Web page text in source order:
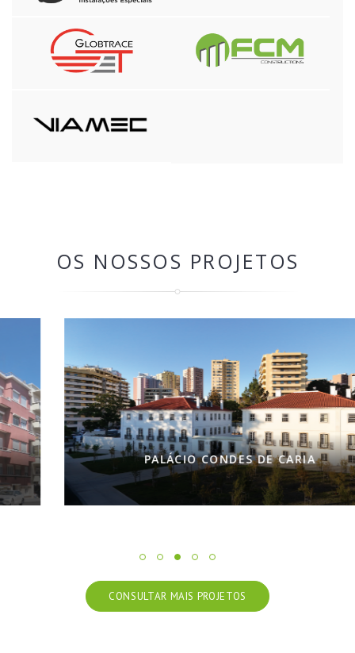
OS NOSSOS PROJETOS
PALÁCIO CONDES DE CARIA
CONSULTAR MAIS PROJETOS